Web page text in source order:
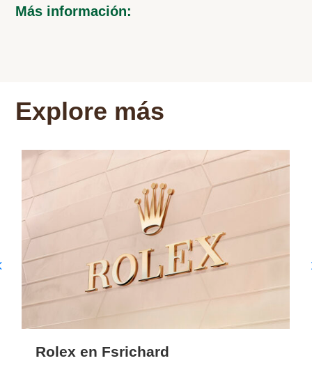
Más información:
Explore más
Rolex en Fsrichard